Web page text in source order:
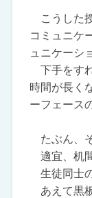
こうした
コミュニケ
ュニケーシ
下手をす
時間が長く
ーフェース
たぶん、
適宜、机
生徒同士
あえて黒